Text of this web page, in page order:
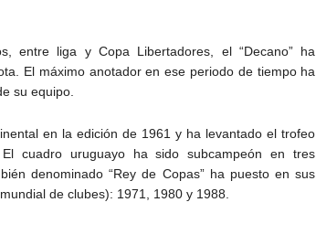
entre liga y Copa Libertadores, el “Decano” ha
El máximo anotador en ese periodo de tiempo ha
su equipo.
en la edición de 1961 y ha levantado el trofeo
cuadro uruguayo ha sido subcampeón en tres
denominado “Rey de Copas” ha puesto en sus
de clubes): 1971, 1980 y 1988.